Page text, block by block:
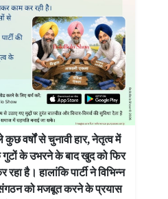
वर्षों से चुनावी हार, नेतृत्व में
के उभरने के बाद खुद को फिर
है। हालांकि पार्टी ने विभिन्न
को मजबूत करने के प्रयास